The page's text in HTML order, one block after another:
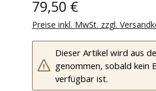
79,50 €
Preise inkl. MwSt. zzgl.
Dieser Artikel wird aus
genommen, sobald kein
verfügbar ist.